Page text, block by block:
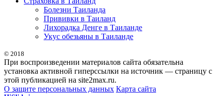
Болезни Таиланда
Прививки в Таиланд
Лихорадка Денге в Таиланде
Укус обезьяны в Таиланде
© 2018
При воспроизведении материалов сайта обязательна
установка активной гиперссылки на источник — страницу с
этой публикацией на site2max.ru.
О защите персональных данных Карта сайта